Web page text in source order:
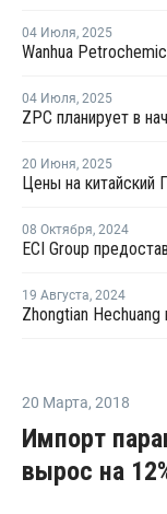
04 Июля, 2025
04 Июля, 2025
ZPC планирует в
20 Июня, 2025
08 Октября, 2024
19 Августа, 2024
20 Марта, 2018
Импорт
вырос на